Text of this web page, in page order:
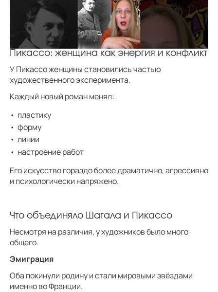
Пикассо: женщина как энергия и конфликт
У Пикассо женщины становились частью
художественного эксперимента.
Каждый новый роман менял:
пластику
форму
линии
настроение работ
Его искусство гораздо более драматично, агрессивно
и психологически напряжено.
Что объединяло Шагала и Пикассо
Несмотря на различия, у художников было много
общего.
Эмиграция
Оба покинули родину и стали мировыми звёздами
именно во Франции.